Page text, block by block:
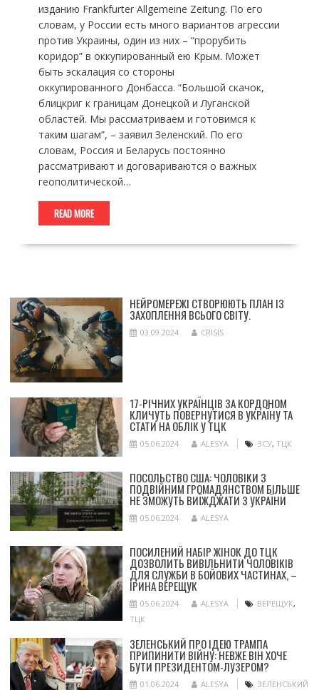
изданию Frankfurter Allgemeine Zeitung. По его
словам, у России есть много вариантов агрессии
против Украины, один из них – “прорубить
коридор” в оккупированный ею Крым. Может
быть эскалация со стороны
оккупированного Донбасса. “Большой скачок,
блицкриг к границам Донецкой и Луганской
областей. Мы рассматриваем и готовимся к
таким шагам”, – заявил Зеленский. По его
словам, Россия и Беларусь постоянно
рассматривают и договариваются о важных
геополитической…
READ MORE
НЕЙРОМЕРЕЖІ СТВОРЮЮТЬ ПЛАН ІЗ
ЗАХОПЛЕННЯ ВСЬОГО СВІТУ.
03.09.2024 CRISIS
17-РІЧНИХ УКРАЇНЦІВ ЗА КОРДОНОМ
КЛИЧУТЬ ПОВЕРНУТИСЯ В УКРАЇНУ ТА
СТАТИ НА ОБЛІК У ТЦК
05.06.2024 ALESYA ЗСУ, ТЦК
ПОСОЛЬСТВО США: ЧОЛОВІКИ З
ПОДВІЙНИМ ГРОМАДЯНСТВОМ БІЛЬШЕ
НЕ ЗМОЖУТЬ ВИЇЖДЖАТИ З УКРАЇНИ
05.06.2024 ALESYA
ПОСИЛЕНИЙ НАБІР ЖІНОК ДО ТЦК
ДОЗВОЛИТЬ ВИВІЛЬНИТИ ЧОЛОВІКІВ
ДЛЯ СЛУЖБИ В БОЙОВИХ ЧАСТИНАХ, –
ІРИНА ВЕРЕЩУК
05.06.2024 ALESYA ВЕРЕЩУК,
ТЦК
ЗЕЛЕНСЬКИЙ ПРО ІДЕЮ ТРАМПА
ПРИПИНИТИ ВІЙНУ: НЕВЖЕ ВІН ХОЧЕ
БУТИ ПРЕЗИДЕНТОМ-ЛУЗЕРОМ?
01.06.2024 ALESYA ЗЕЛЕНСЬКИЙ